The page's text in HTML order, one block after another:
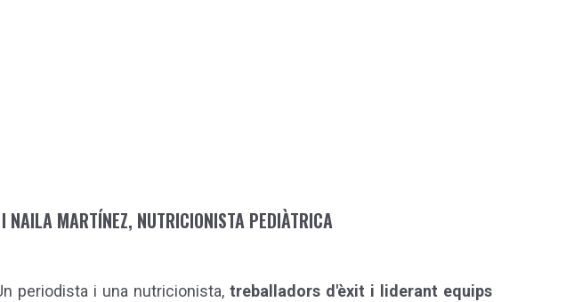
NAILA MARTÍNEZ, NUTRICIONISTA PEDIÀTRICA
periodista i una nutricionista, treballadors d'èxit i liderant equips